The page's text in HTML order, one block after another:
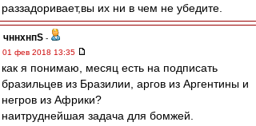
раззадоривает,вы их ни в чем не убедите.
чннхнпS -
01 фев 2018 13:35
как я понимаю, месяц есть на подписать
бразильцев из Бразилии, аргов из Аргентины и
негров из Африки?
наитруднейшая задача для бомжей.